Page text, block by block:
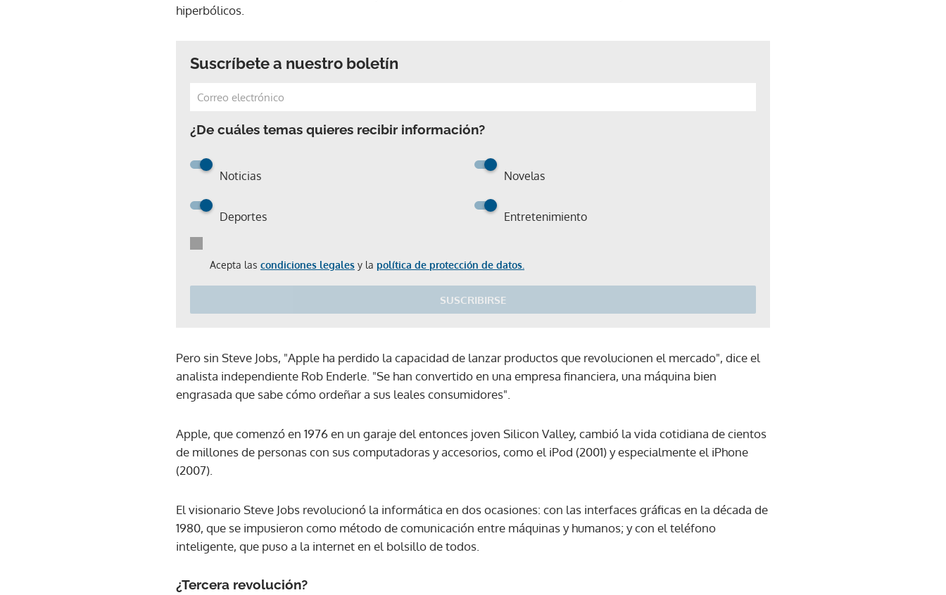
hiperbólicos.
Suscríbete a nuestro boletín
¿De cuáles temas quieres recibir información?
Noticias Novelas
Deportes Entretenimiento
Acepta las condiciones legales y la política de protección de datos.
SUSCRIBIRSE
Pero sin Steve Jobs, "Apple ha perdido la capacidad de lanzar productos que revolucionen el mercado", dice el
analista independiente Rob Enderle. "Se han convertido en una empresa financiera, una máquina bien
engrasada que sabe cómo ordeñar a sus leales consumidores".
Apple, que comenzó en 1976 en un garaje del entonces joven Silicon Valley, cambió la vida cotidiana de cientos
de millones de personas con sus computadoras y accesorios, como el iPod (2001) y especialmente el iPhone
(2007).
El visionario Steve Jobs revolucionó la informática en dos ocasiones: con las interfaces gráficas en la década de
1980, que se impusieron como método de comunicación entre máquinas y humanos; y con el teléfono
inteligente, que puso a la internet en el bolsillo de todos.
¿Tercera revolución?